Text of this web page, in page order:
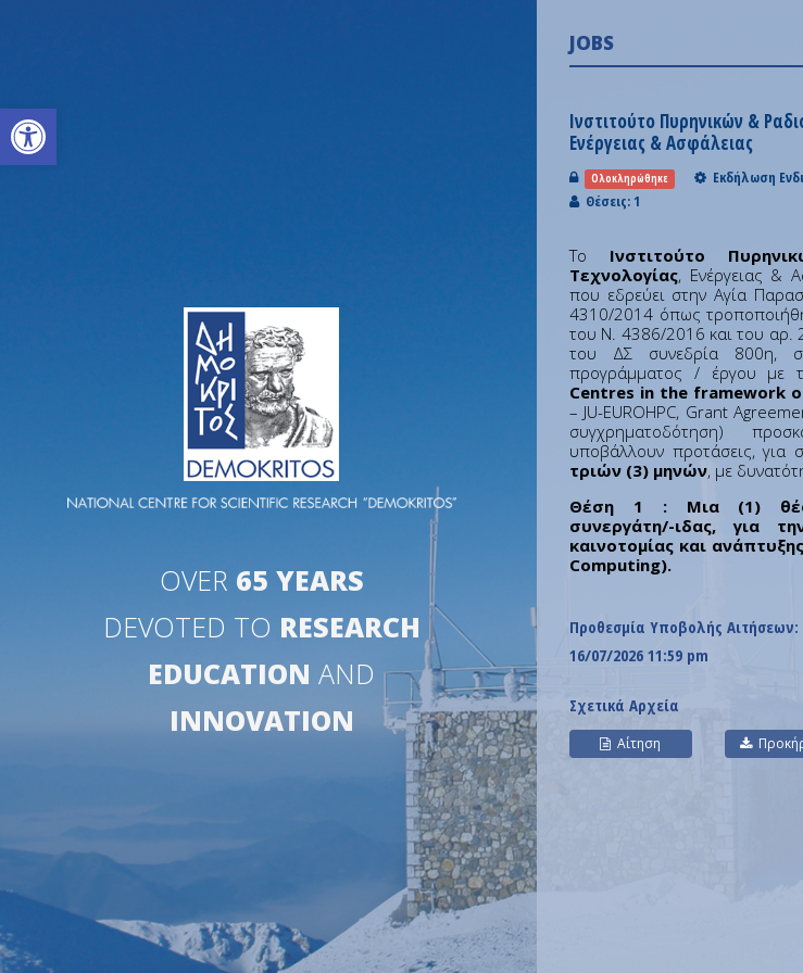
Open toolbar
JOBS
Ινστιτούτο Πυρηνικών &
Ενέργειας & Ασφάλειας
Ολοκληρώθηκε Εκδήλωση
Θέσεις: 1
Το Ινστιτούτο
Τεχνολογίας, Ενέργειας &
που εδρεύει στην Αγία
4310/2014 όπως
του Ν. 4386/2016 και του
του ΔΣ συνεδρία 800η,
προγράμματος / έργου με
Centres in the framework
– JU-EUROHPC, Grant
συγχρηματοδότηση)
υποβάλλουν προτάσεις, για
τριών (3) μηνών, με
Θέση 1 : Μια (1) θέση
συνεργάτη/-ιδας, για
καινοτομίας και
Computing).
Προθεσμία Υποβολής Αιτήσεων:
16/07/2026 11:59 pm
Σχετικά Αρχεία
Αίτηση
OVER 65 YEARS
DEVOTED TO RESEARCH
EDUCATION AND
INNOVATION